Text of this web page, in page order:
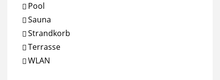
Pool
Sauna
Strandkorb
Terrasse
WLAN